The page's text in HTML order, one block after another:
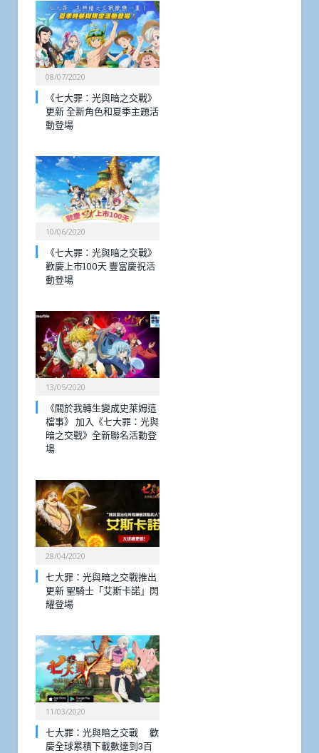
08/07/2020
《七大罪：光與暗之交戰》
更新 全新角色和夏季主題活
動登場
10/06/2020
《七大罪：光與暗之交戰》
歡慶上市100天 豐富慶祝活
動登場
13/05/2020
《關於我轉生變成史萊姆這
檔事》 加入《七大罪：光與
暗之交戰》全新聯名活動登
場
28/04/2020
七大罪：光與暗之交戰推出
更新 聖騎士「艾斯卡諾」閃
耀登場
11/03/2020
七大罪：光與暗之交戰 歡
慶全球累積下載數達到3百